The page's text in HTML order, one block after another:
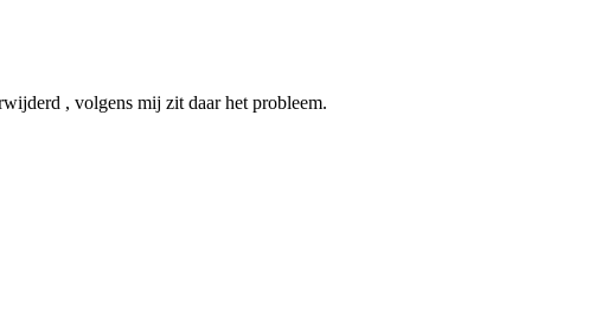
, volgens mij zit daar het probleem.